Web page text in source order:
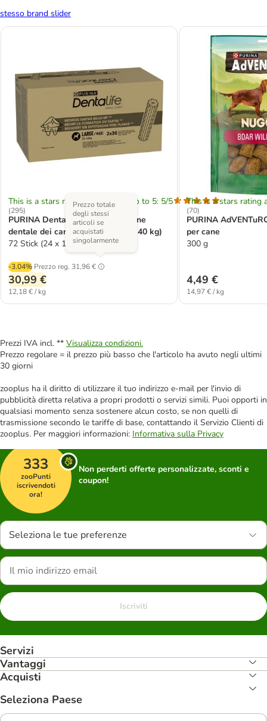
stesso brand slider
This is a stars rating area from zero to 5: 5/5
(295)
PURINA Dentalife Snack per igiene
dentale dei cani di tg grande (25-40 kg)
72 Stick (24 x 106 g)
-3.04% Prezzo reg. 31,96 €
Prezzo totale
degli stessi
articoli se
acquistati
singolarmente
30,99 €
12,18 € / kg
This is a stars rating
(70)
PURINA
per cane
300 g
4,49 €
14,97 € / kg
Prezzi IVA incl. ** Visualizza condizioni.
Prezzo regolare = il prezzo più basso che l'articolo ha avuto negli ultimi
30 giorni
zooplus ha il diritto di utilizzare il tuo indirizzo e-mail per l'invio di
pubblicità diretta relativa a propri prodotti o servizi simili. Puoi opporti in
qualsiasi momento senza sostenere alcun costo, se non quelli di
trasmissione secondo le tariffe di base, contattando il Servizio Clienti di
zooplus. Per maggiori informazioni: Informativa sulla Privacy
333
zooPunti
iscrivendoti
ora!
Non perderti offerte personalizzate, sconti e
coupon!
Seleziona le tue preferenze
Iscriviti
Servizi
Vantaggi
Acquisti
Seleziona Paese